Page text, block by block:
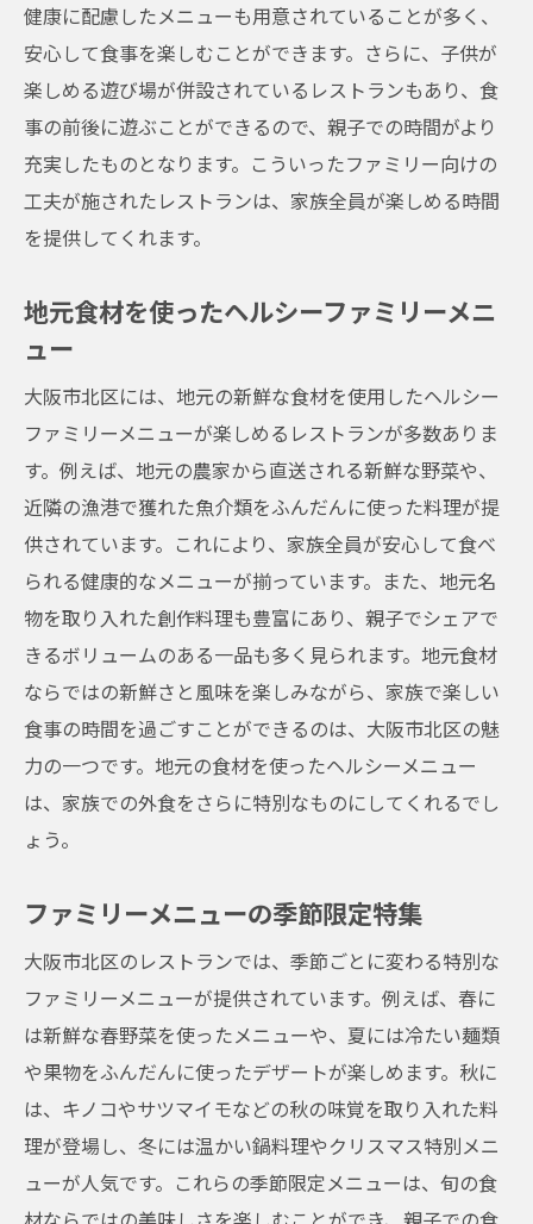
ピクニックに最適なテイクアウトメニュー
親子でリラックスできるカフェメニュー
気軽に楽しむフードトラックのメニュー
子供連れでも安心大阪市北区のファミリーメニ
ュー完全ガイド
子供の健康を考えた栄養バランスメニュー
ン
キッズスペース完備の安心レストラン
特定食材不使用のアレルギー対策メニュー
親子で訪れるのに最適なお店選びのポイン
ト
家族みんなが楽しめる大阪市北区のレストラン
で特別な食事を
親子で楽しむバラエティ豊かな食事
特別な日のお祝いにぴったりのレストラン
子供が喜ぶキャラクターメニュー
大人も楽しめるデザートバイキング
健康に配慮したメニューも用意されていることが多く、
安心して食事を楽しむことができます。さらに、子供が
楽しめる遊び場が併設されているレストランもあり、食
事の前後に遊ぶことができるので、親子での時間がより
充実したものとなります。こういったファミリー向けの
工夫が施されたレストランは、家族全員が楽しめる時間
を提供してくれます。
地元食材を使ったヘルシーファミリーメニ
ュー
大阪市北区には、地元の新鮮な食材を使用したヘルシー
ファミリーメニューが楽しめるレストランが多数ありま
す。例えば、地元の農家から直送される新鮮な野菜や、
近隣の漁港で獲れた魚介類をふんだんに使った料理が提
供されています。これにより、家族全員が安心して食べ
られる健康的なメニューが揃っています。また、地元名
物を取り入れた創作料理も豊富にあり、親子でシェアで
きるボリュームのある一品も多く見られます。地元食材
ならではの新鮮さと風味を楽しみながら、家族で楽しい
食事の時間を過ごすことができるのは、大阪市北区の魅
力の一つです。地元の食材を使ったヘルシーメニュー
は、家族での外食をさらに特別なものにしてくれるでし
ょう。
ファミリーメニューの季節限定特集
大阪市北区のレストランでは、季節ごとに変わる特別な
ファミリーメニューが提供されています。例えば、春に
は新鮮な春野菜を使ったメニューや、夏には冷たい麺類
や果物をふんだんに使ったデザートが楽しめます。秋に
は、キノコやサツマイモなどの秋の味覚を取り入れた料
理が登場し、冬には温かい鍋料理やクリスマス特別メニ
ューが人気です。これらの季節限定メニューは、旬の食